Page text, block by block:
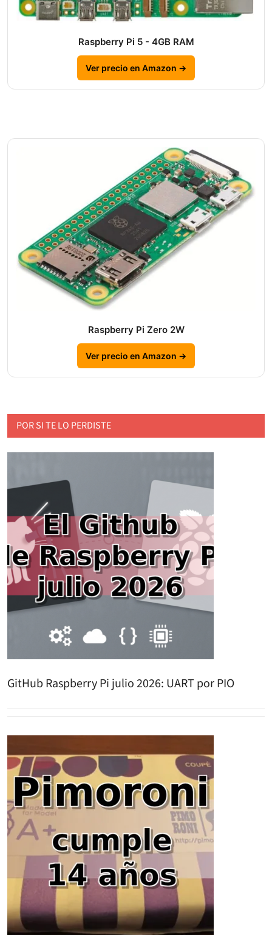
Raspberry Pi 5 - 4GB RAM
Ver precio en Amazon →
Raspberry Pi Zero 2W
Ver precio en Amazon →
POR SI TE LO PERDISTE
GitHub Raspberry Pi julio 2026: UART por PIO